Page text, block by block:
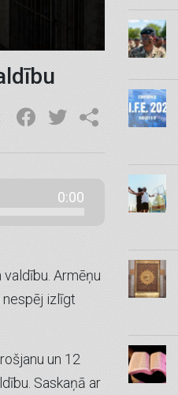
0:00
Armēņu
izlīgt
un 12
Saskaņā ar